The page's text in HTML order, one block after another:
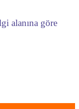
alanına göre